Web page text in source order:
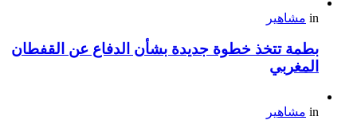
in مشاهير
بطمة تتخذ خطوة جديدة بشأن الدفاع عن القفطان
المغربي
in مشاهير